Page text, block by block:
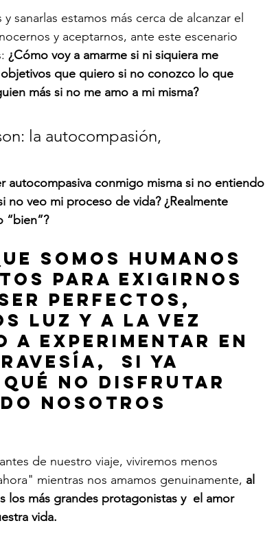
sanarlas estamos más cerca de alcanzar el
y aceptarnos, ante este escenario
¿Cómo voy a amarme si ni siquiera me
que quiero si no conozco lo que
más si no me amo a mi misma?
la autocompasión,
autocompasiva conmigo misma si no entiendo
no veo mi proceso de vida? ¿Realmente
“bien”?
somos humanos
para exigirnos
perfectos,
luz y a la vez
a experimentar en
si ya
qué no disfrutar
nosotros
de nuestro viaje, viviremos menos
mientras nos amamos genuinamente, al
los más grandes protagonistas y  el amor
vida.